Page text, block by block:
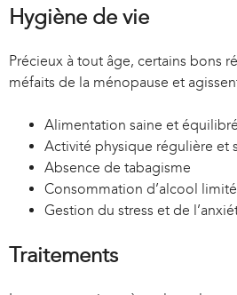
Hygiène de vie
Précieux à tout âge, certains bons
méfaits de la ménopause et
Alimentation saine et
Activité physique régulière et
Absence de tabagisme
Consommation d’alcool
Gestion du stress et de
Traitements